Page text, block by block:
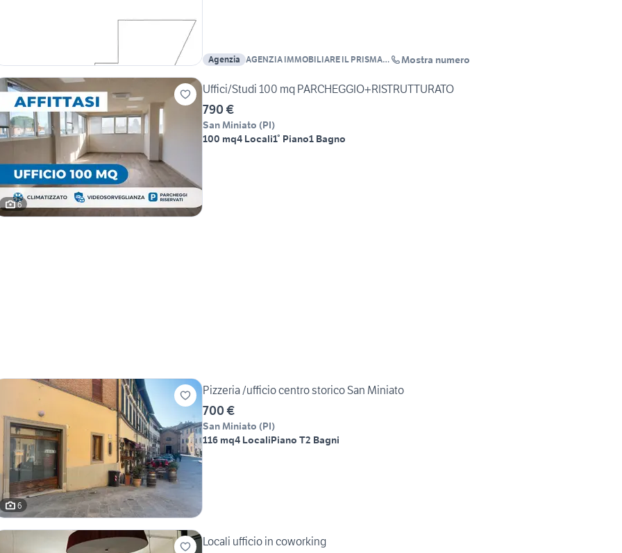
Agenzia AGENZIA IMMOBILIARE IL PRISMA
Mostra numero
6
Uffici/Studi 100 mq PARCHEGGIO+RISTRUTTURATO
790 €
San Miniato (PI)
100 mq4 Locali1° Piano1 Bagno
6
Pizzeria /ufficio centro storico San Miniato
700 €
San Miniato (PI)
116 mq4 LocaliPiano T2 Bagni
Locali ufficio in coworking